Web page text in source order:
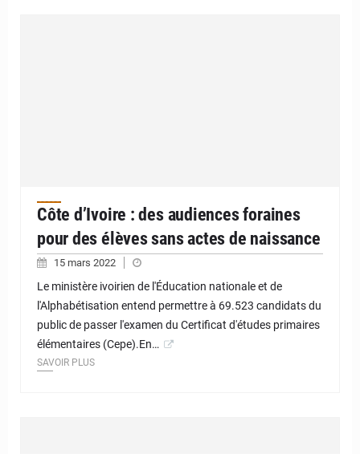
Côte d’Ivoire : des audiences foraines
pour des élèves sans actes de naissance
15 mars 2022
Le ministère ivoirien de l'Éducation nationale et de
l'Alphabétisation entend permettre à 69.523 candidats du
public de passer l'examen du Certificat d'études primaires
élémentaires (Cepe).En…
SAVOIR PLUS